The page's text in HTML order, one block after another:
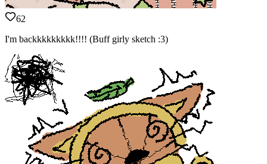
62
I'm backkkkkkkkk!!!! (Buff girly sketch :3)